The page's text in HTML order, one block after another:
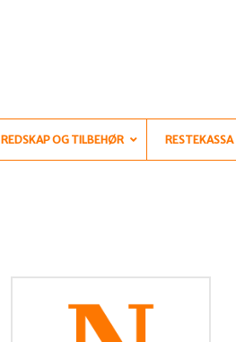
REDSKAP OG TILBEHØR RESTEKASSA